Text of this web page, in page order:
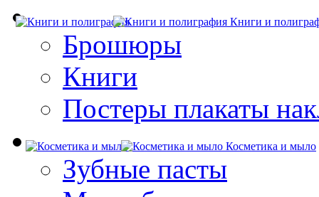
Книги и
Брошюры
Книги
Постеры плакаты
Косметика и мыло
Зубные пасты